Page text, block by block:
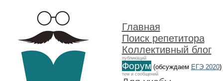
Главная
Поиск репетитора
Коллективный блог
публикаций
Форум (обсуждаем ЕГЭ 2020)
тем и сообщений